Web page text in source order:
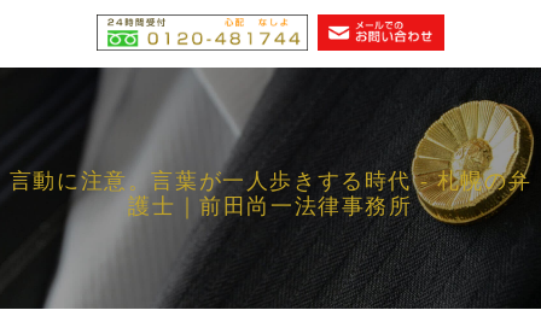
言動に注意。言葉が一人歩きする時代 - 札幌の弁
護士｜前田尚一法律事務所